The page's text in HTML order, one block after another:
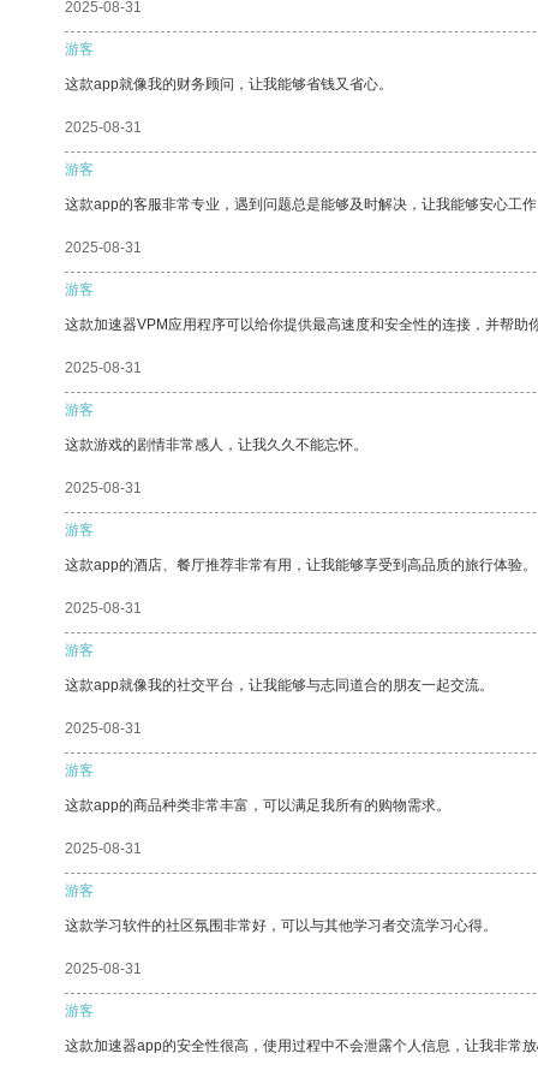
2025-08-31
游客
这款app就像我的财务顾问，让我能够省钱又省心。
2025-08-31
游客
这款app的客服非常专业，遇到问题总是能够及时解决，让我能够安心工
2025-08-31
游客
这款加速器VPM应用程序可以给你提供最高速度和安全性的连接，并帮助
2025-08-31
游客
这款游戏的剧情非常感人，让我久久不能忘怀。
2025-08-31
游客
这款app的酒店、餐厅推荐非常有用，让我能够享受到高品质的旅行体验。
2025-08-31
游客
这款app就像我的社交平台，让我能够与志同道合的朋友一起交流。
2025-08-31
游客
这款app的商品种类非常丰富，可以满足我所有的购物需求。
2025-08-31
游客
这款学习软件的社区氛围非常好，可以与其他学习者交流学习心得。
2025-08-31
游客
这款加速器app的安全性很高，使用过程中不会泄露个人信息，让我非常